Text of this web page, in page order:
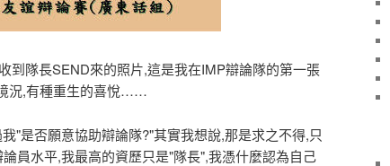
隊長SEND來的照片,這是我在IMP辯論隊的第一張
況,有種重生的喜悅……
是否願意協助辯論隊?"其實我想說,那是求之不得,只
員水平,我最高的資歷只是"隊長",我憑什麼認為自己